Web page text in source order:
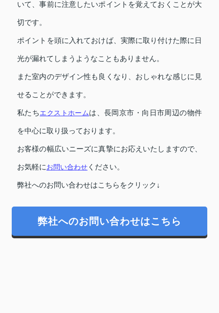
いて、事前に注意したいポイントを覚えておくことが大
切です。
ポイントを頭に入れておけば、実際に取り付けた際に日
光が漏れてしまうようなこともありません。
また室内のデザイン性も良くなり、おしゃれな感じに見
せることができます。
私たちエクストホームは、長岡京市・向日市周辺の物件
を中心に取り扱っております。
お客様の幅広いニーズに真摯にお応えいたしますので、
お気軽にお問い合わせ ください。
弊社へのお問い合わせはこちらをクリック↓
弊社へのお問い合わせはこちら